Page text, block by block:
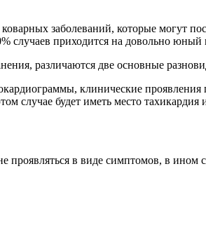
заболеваний, которые могут
случаев приходится на довольно
различаются две основные
клинические проявления
случае будет иметь место тахикардия
в виде симптомов, в ином